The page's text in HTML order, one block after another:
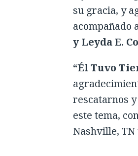
su gracia, y
acompañado
y Leyda E.
“Él Tuvo
rescatarnos
este tema,
Nashville,